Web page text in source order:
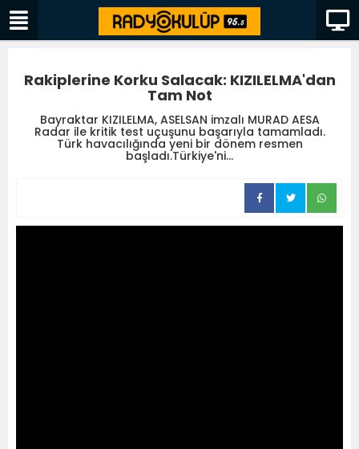
Rakiplerine Korku Salacak: KIZILELMA'dan
Tam Not
Bayraktar KIZILELMA, ASELSAN imzalı MURAD AESA
Radar ile kritik test uçuşunu başarıyla tamamladı.
Türk havacılığında yeni bir dönem resmen
başladı.Türkiye'ni...